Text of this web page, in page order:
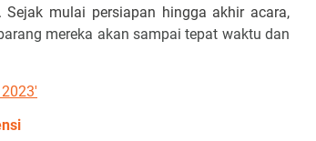
mulai persiapan hingga akhir acara,
mereka akan sampai tepat waktu dan